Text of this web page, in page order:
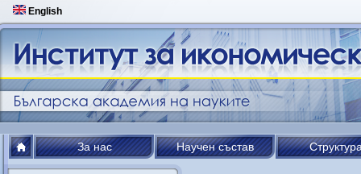
English
За нас Научен състав